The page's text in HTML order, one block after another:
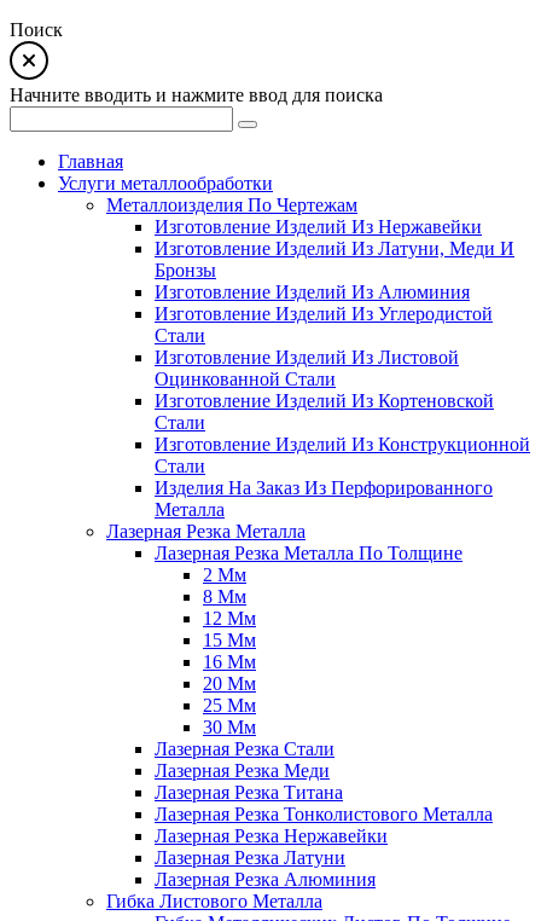
Поиск
Начните вводить и нажмите ввод для поиска
Главная
Услуги металлообработки
Металлоизделия По Чертежам
Изготовление Изделий Из Нержавейки
Изготовление Изделий Из Латуни, Меди И
Бронзы
Изготовление Изделий Из Алюминия
Изготовление Изделий Из Углеродистой
Стали
Изготовление Изделий Из Листовой
Оцинкованной Стали
Изготовление Изделий Из Кортеновской
Стали
Изготовление Изделий Из Конструкционной
Стали
Изделия На Заказ Из Перфорированного
Металла
Лазерная Резка Металла
Лазерная Резка Металла По Толщине
2 Мм
8 Мм
12 Мм
15 Мм
16 Мм
20 Мм
25 Мм
30 Мм
Лазерная Резка Стали
Лазерная Резка Меди
Лазерная Резка Титана
Лазерная Резка Тонколистового Металла
Лазерная Резка Нержавейки
Лазерная Резка Латуни
Лазерная Резка Алюминия
Гибка Листового Металла